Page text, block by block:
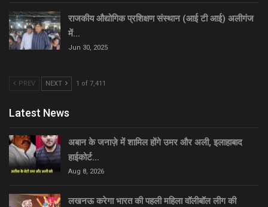
राजकीय औद्योगिक प्रशिक्षण संस्थान (आई टी आई) अलीगंज
में…
Jun 30, 2025
PREV NEXT 1 of 7,411
Latest News
अबान के जनाज़े में शामिल होंगे उमर और अली, इलाहाबाद
हाईकोर्ट…
Aug 8, 2026
लखनऊ करेगा भारत की पहली महिला वॉलीबॉल लीग की